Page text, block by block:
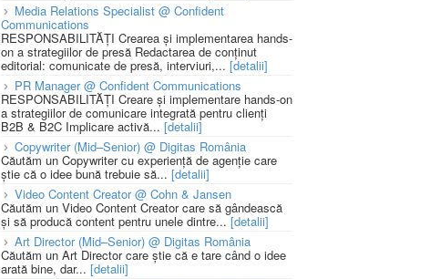
Media Relations Specialist @ Confident
Communications
RESPONSABILITĂȚI Crearea și implementarea hands-
on a strategiilor de presă Redactarea de conținut
editorial: comunicate de presă, interviuri,... [detalii]
PR Manager @ Confident Communications
RESPONSABILITĂȚI Creare și implementare hands-on
a strategiilor de comunicare integrată pentru clienți
B2B & B2C Implicare activă... [detalii]
Copywriter (Mid–Senior) @ Digitas România
Căutăm un Copywriter cu experiență de agenție care
știe că o idee bună trebuie să... [detalii]
Video Content Creator @ Cohn & Jansen
Căutăm un Video Content Creator care să gândească
și să producă content pentru unele dintre...[detalii]
Art Director (Mid–Senior) @ Digitas România
Căutăm un Art Director care știe că e tare când o idee
arată bine, dar... [detalii]